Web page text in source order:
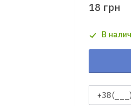
18 грн
В